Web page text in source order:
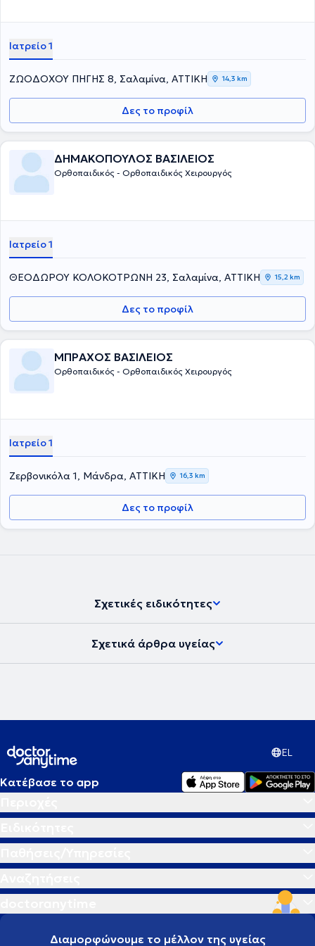
Ιατρείο 1
ΖΩΟΔΟΧΟΥ ΠΗΓΗΣ 8, Σαλαμίνα, ΑΤΤΙΚΗ 14,3 km
Δες το προφίλ
ΔΗΜΑΚΟΠΟΥΛΟΣ ΒΑΣΙΛΕΙΟΣ
Ορθοπαιδικός - Ορθοπαιδικός Χειρουργός
Ιατρείο 1
ΘΕΟΔΩΡΟΥ ΚΟΛΟΚΟΤΡΩΝΗ 23, Σαλαμίνα, ΑΤΤΙΚΗ 15,2 km
Δες το προφίλ
ΜΠΡΑΧΟΣ ΒΑΣΙΛΕΙΟΣ
Ορθοπαιδικός - Ορθοπαιδικός Χειρουργός
Ιατρείο 1
Ζερβονικόλα 1, Μάνδρα, ΑΤΤΙΚΗ 16,3 km
Δες το προφίλ
Σχετικές ειδικότητες
Σχετικά άρθρα υγείας
EL
Κατέβασε το app
Διαμορφώνουμε το μέλλον της υγείας